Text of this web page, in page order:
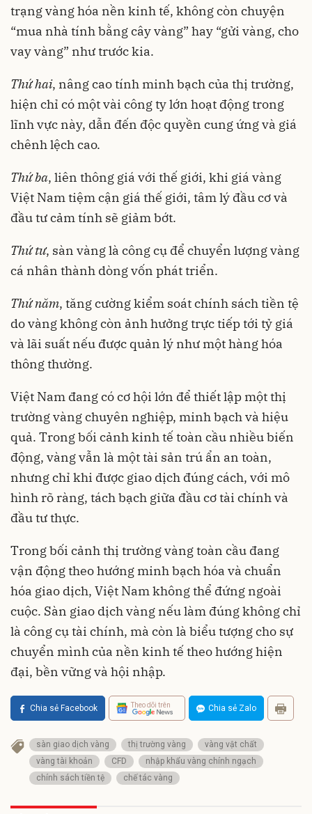
trạng vàng hóa nền kinh tế, không còn chuyện
“mua nhà tính bằng cây vàng” hay “gửi vàng, cho
vay vàng” như trước kia.
Thứhai, nâng cao tính minh bạch của thị trường,
hiện chỉ có một vài công ty lớn hoạt động trong
lĩnh vực này, dẫn đến độc quyền cung ứng và giá
chênh lệch cao.
Thứba, liên thông giá với thế giới, khi giá vàng
Việt Nam tiệm cận giá thế giới, tâm lý đầu cơ và
đầu tư cảm tính sẽ giảm bớt.
Thứtư, sàn vàng là công cụ để chuyển lượng vàng
cá nhân thành dòng vốn phát triển.
Thứnăm, tăng cường kiểm soát chính sách tiền tệ
do vàng không còn ảnh hưởng trực tiếp tới tỷ giá
và lãi suất nếu được quản lý như một hàng hóa
thông thường.
Việt Nam đang có cơ hội lớn để thiết lập một thị
trường vàng chuyên nghiệp, minh bạch và hiệu
quả. Trong bối cảnh kinh tế toàn cầu nhiều biến
động, vàng vẫn là một tài sản trú ẩn an toàn,
nhưng chỉ khi được giao dịch đúng cách, với mô
hình rõ ràng, tách bạch giữa đầu cơ tài chính và
đầu tư thực.
Trong bối cảnh thị trường vàng toàn cầu đang
vận động theo hướng minh bạch hóa và chuẩn
hóa giao dịch, Việt Nam không thể đứng ngoài
cuộc. Sàn giao dịch vàng nếu làm đúng không chỉ
là công cụ tài chính, mà còn là biểu tượng cho sự
chuyển mình của nền kinh tế theo hướng hiện
đại, bền vững và hội nhập.
Chia sẻ Facebook Theo dõi trên Chia sẻ Zalo
sàn giao dịch vàng thị trường vàng
vàng vật chất
vàng tài khoản
CFD
nhập khẩu vàng chính ngạch
chính sách tiền tệ
chế tác vàng